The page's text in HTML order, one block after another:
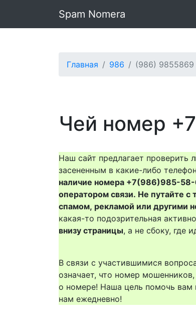
Spam Nomera
Главная 986 (986) 9855869
Чей номер
Наш сайт предлагает проверить
засененным в какие-либо
наличие номера +7(986)985-58-
оператором связи. Не путайте с
спамом, рекламой или другими
какая-то подозрительная
внизу страницы, а не сбоку, где
В связи с участившимися
означает, что номер
о номере! Наша цель помочь вам
нам ежедневно!